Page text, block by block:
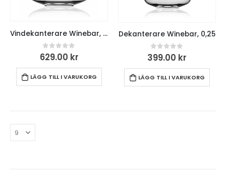
Vindekanterare Winebar, 1 L
0out of 5
629.00 kr
LÄGG TILL I VARUKORG
Dekanterare Winebar, 0,25
0out of 5
399.00 kr
LÄGG TILL I VARUKORG